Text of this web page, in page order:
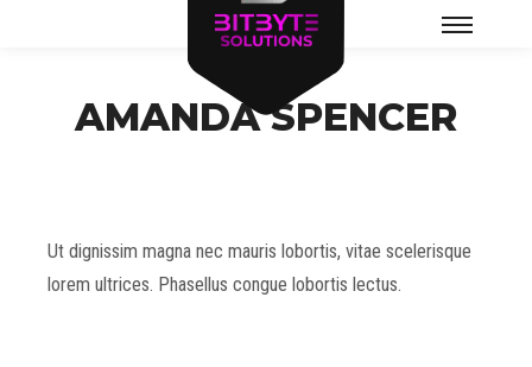
Menú
AMANDA SPENCER
Ut dignissim magna nec mauris lobortis, vitae scelerisque
lorem ultrices. Phasellus congue lobortis lectus.